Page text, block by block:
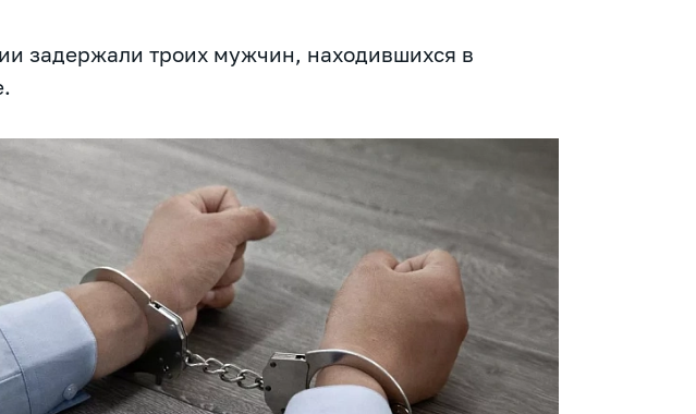
задержали троих мужчин, находившихся в